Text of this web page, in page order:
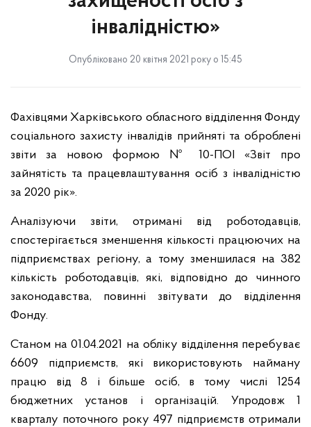
інвалідністю»
Опубліковано 20 квітня 2021 року о 15:45
Фахівцями Харківського обласного відділення Фонду
соціального захисту інвалідів прийняті та оброблені
звіти за новою формою № 10-ПОІ «Звіт про
зайнятість та працевлаштування осіб з інвалідністю
за 2020 рік».
Аналізуючи звіти, отримані від роботодавців,
спостерігається зменшення кількості працюючих на
підприємствах регіону, а тому зменшилася на 382
кількість роботодавців, які, відповідно до чинного
законодавства, повинні звітувати до відділення
Фонду.
Станом на 01.04.2021 на обліку відділення перебуває
6609 підприємств, які використовують найману
працю від 8 і більше осіб, в тому числі 1254
бюджетних установ і організацій. Упродовж 1
кварталу поточного року 497 підприємств отримали